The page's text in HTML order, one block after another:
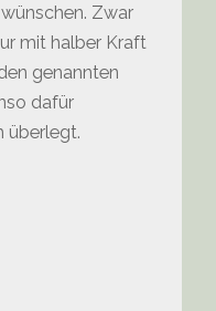
Zwar
mit halber Kraft
genannten
dafür
überlegt.